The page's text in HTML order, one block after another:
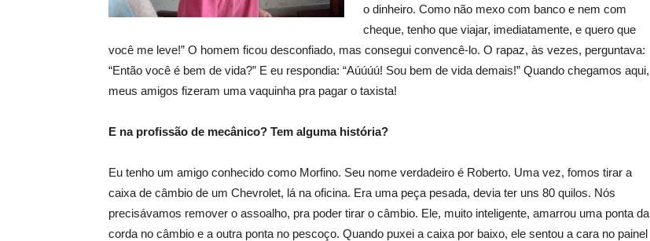
o dinheiro. Como não mexo com banco e nem com
cheque, tenho que viajar, imediatamente, e quero que
você me leve!” O homem ficou desconfiado, mas consegui convencê-lo. O rapaz, às vezes, perguntava:
“Então você é bem de vida?” E eu respondia: “Aúúúú! Sou bem de vida demais!” Quando chegamos aqui,
meus amigos fizeram uma vaquinha pra pagar o taxista!
E na profissão de mecânico? Tem alguma história?
Eu tenho um amigo conhecido como Morfino. Seu nome verdadeiro é Roberto. Uma vez, fomos tirar a
caixa de câmbio de um Chevrolet, lá na oficina. Era uma peça pesada, devia ter uns 80 quilos. Nós
precisávamos remover o assoalho, pra poder tirar o câmbio. Ele, muito inteligente, amarrou uma ponta da
corda no câmbio e a outra ponta no pescoço. Quando puxei a caixa por baixo, ele sentou a cara no painel